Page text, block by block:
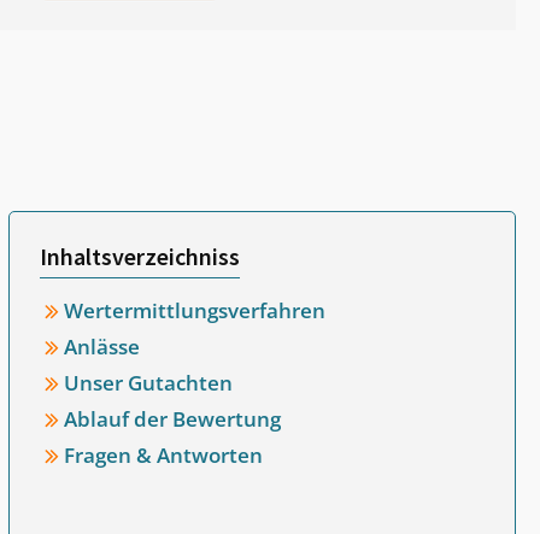
Inhaltsverzeichniss
Wertermittlungsverfahren
Anlässe
Unser Gutachten
Ablauf der Bewertung
Fragen & Antworten